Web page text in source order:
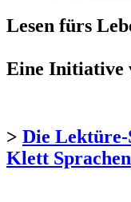
Lesen fürs
Eine Initiative
> Die Lektüre-
Klett Sprachen